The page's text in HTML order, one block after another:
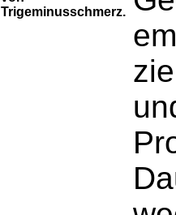
Trigeminusschmerz.